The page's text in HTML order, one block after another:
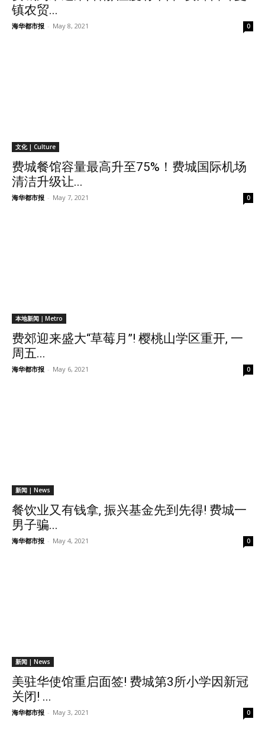
镇农贸...
海华都市报 - May 8, 2021 0
文化 | Culture
费城餐馆容量最高升至75%！费城国际机场
清洁升级让...
海华都市报 - May 7, 2021 0
本地新闻｜Metro
费郊迎来盛大“草莓月”! 樱桃山学区重开, 一
周五...
海华都市报 - May 6, 2021 0
新闻 | News
餐饮业又有钱拿, 振兴基金先到先得! 费城一
男子骗...
海华都市报 - May 4, 2021 0
新闻 | News
美驻华使馆重启面签! 费城第3所小学因新冠
关闭! ...
海华都市报 - May 3, 2021 0